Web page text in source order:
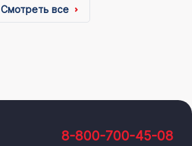
Смотреть все
8-800-700-45-08